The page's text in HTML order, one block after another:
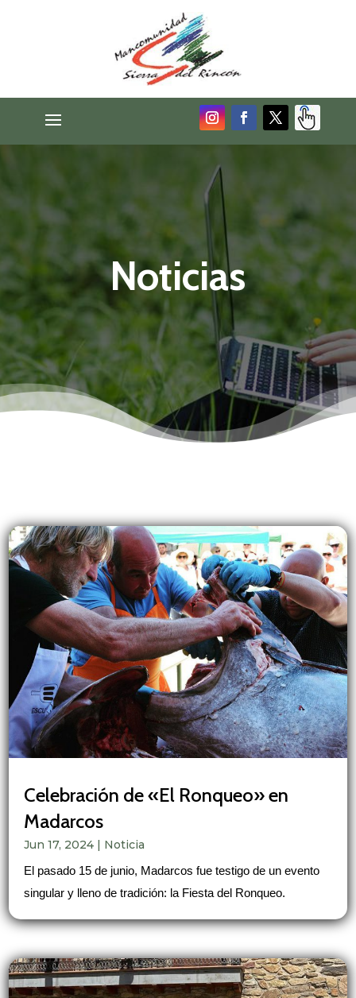
Noticias
Celebración de «El Ronqueo» en
Madarcos
Jun 17, 2024 | Noticia
El pasado 15 de junio, Madarcos fue testigo de un evento
singular y lleno de tradición: la Fiesta del Ronqueo.